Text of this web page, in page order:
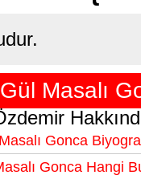
Masalı
Gonca
Gonca Hangi